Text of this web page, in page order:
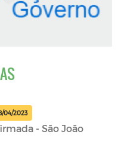
04/2023
- São João